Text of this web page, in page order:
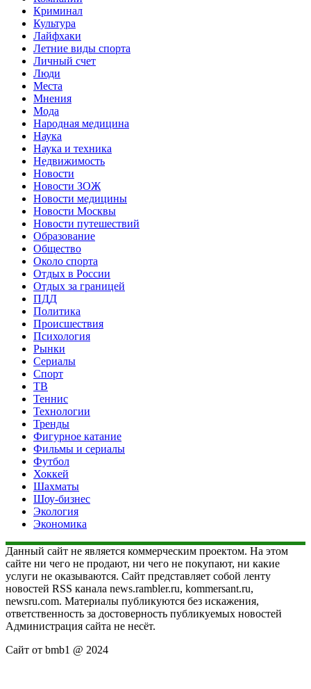
Криминал
Культура
Лайфхаки
Летние виды спорта
Личный счет
Люди
Места
Мнения
Мода
Народная медицина
Наука
Наука и техника
Недвижимость
Новости
Новости ЗОЖ
Новости медицины
Новости Москвы
Новости путешествий
Образование
Общество
Около спорта
Отдых в России
Отдых за границей
ПДД
Политика
Происшествия
Психология
Рынки
Сериалы
Спорт
ТВ
Теннис
Технологии
Тренды
Фигурное катание
Фильмы и сериалы
Футбол
Хоккей
Шахматы
Шоу-бизнес
Экология
Экономика
Данный сайт не является коммерческим проектом. На этом
сайте ни чего не продают, ни чего не покупают, ни какие
услуги не оказываются. Сайт представляет собой ленту
новостей RSS канала news.rambler.ru, kommersant.ru,
newsru.com. Материалы публикуются без искажения,
ответственность за достоверность публикуемых новостей
Администрация сайта не несёт.
Сайт от bmb1 @ 2024